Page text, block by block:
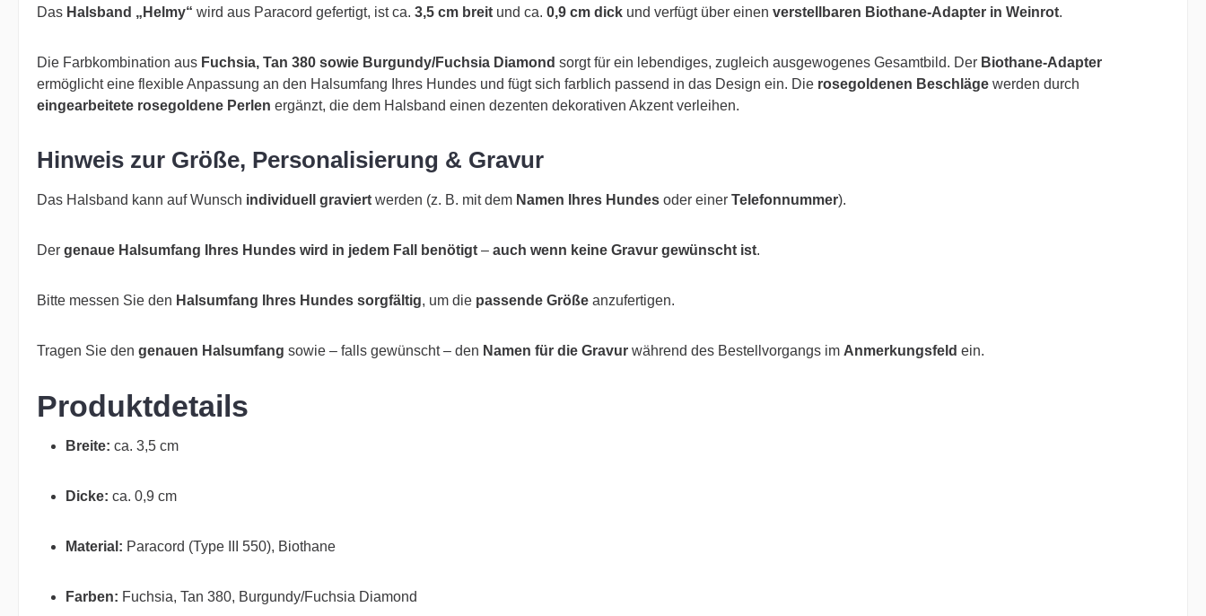
Das Halsband „Helmy“ wird aus Paracord gefertigt, ist ca. 3,5 cm breit und ca. 0,9 cm dick und verfügt über einen verstellbaren Biothane-Adapter in Weinrot.
Die Farbkombination aus Fuchsia, Tan 380 sowie Burgundy/Fuchsia Diamond sorgt für ein lebendiges, zugleich ausgewogenes Gesamtbild. Der Biothane-Adapter
ermöglicht eine flexible Anpassung an den Halsumfang Ihres Hundes und fügt sich farblich passend in das Design ein. Die rosegoldenen Beschläge werden durch
eingearbeitete rosegoldene Perlen ergänzt, die dem Halsband einen dezenten dekorativen Akzent verleihen.
Hinweis zur Größe, Personalisierung & Gravur
Das Halsband kann auf Wunsch individuell graviert werden (z. B. mit dem Namen Ihres Hundes oder einer Telefonnummer).
Der genaue Halsumfang Ihres Hundes wird in jedem Fall benötigt – auch wenn keine Gravur gewünscht ist.
Bitte messen Sie den Halsumfang Ihres Hundes sorgfältig, um die passende Größe anzufertigen.
Tragen Sie den genauen Halsumfang sowie – falls gewünscht – den Namen für die Gravur während des Bestellvorgangs im Anmerkungsfeld ein.
Produktdetails
Breite: ca. 3,5 cm
Dicke: ca. 0,9 cm
Material: Paracord (Type III 550), Biothane
Farben: Fuchsia, Tan 380, Burgundy/Fuchsia Diamond